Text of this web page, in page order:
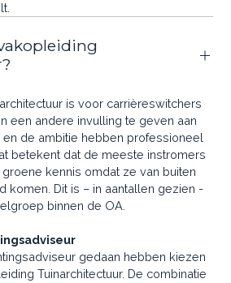
is voor carrièreswitchers
een andere invulling te geven aan
de ambitie hebben professioneel
betekent dat de meeste instromers
kennis omdat ze van buiten
komen. Dit is – in aantallen gezien -
binnen de OA.
gedaan hebben kiezen
Tuinarchitectuur. De combinatie